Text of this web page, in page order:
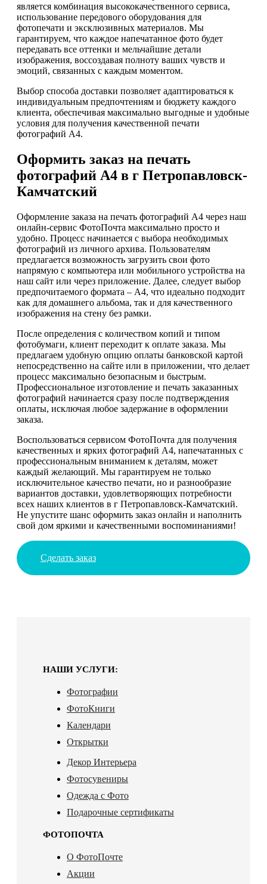
является комбинация высококачественного сервиса,
использование передового оборудования для
фотопечати и эксклюзивных материалов. Мы
гарантируем, что каждое напечатанное фото будет
передавать все оттенки и мельчайшие детали
изображения, воссоздавая полноту ваших чувств и
эмоций, связанных с каждым моментом.
Выбор способа доставки позволяет адаптироваться к
индивидуальным предпочтениям и бюджету каждого
клиента, обеспечивая максимально выгодные и удобные
условия для получения качественной печати
фотографий А4.
Оформить заказ на печать
фотографий А4 в г Петропавловск-
Камчатский
Оформление заказа на печать фотографий А4 через наш
онлайн-сервис ФотоПочта максимально просто и
удобно. Процесс начинается с выбора необходимых
фотографий из личного архива. Пользователям
предлагается возможность загрузить свои фото
напрямую с компьютера или мобильного устройства на
наш сайт или через приложение. Далее, следует выбор
предпочитаемого формата – А4, что идеально подходит
как для домашнего альбома, так и для качественного
изображения на стену без рамки.
После определения с количеством копий и типом
фотобумаги, клиент переходит к оплате заказа. Мы
предлагаем удобную опцию оплаты банковской картой
непосредственно на сайте или в приложении, что делает
процесс максимально безопасным и быстрым.
Профессиональное изготовление и печать заказанных
фотографий начинается сразу после подтверждения
оплаты, исключая любое задержание в оформлении
заказа.
Воспользоваться сервисом ФотоПочта для получения
качественных и ярких фотографий А4, напечатанных с
профессиональным вниманием к деталям, может
каждый желающий. Мы гарантируем не только
исключительное качество печати, но и разнообразие
вариантов доставки, удовлетворяющих потребности
всех наших клиентов в г Петропавловск-Камчатский.
Не упустите шанс оформить заказ онлайн и наполнить
свой дом яркими и качественными воспоминаниями!
Сделать заказ
НАШИ УСЛУГИ:
Фотографии
ФотоКниги
Календари
Открытки
Декор Интерьера
Фотосувениры
Одежда с Фото
Подарочные сертификаты
ФОТОПОЧТА
О ФотоПочте
Акции